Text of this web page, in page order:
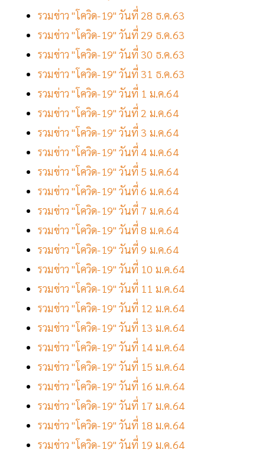
รวมข่าว "โควิด-19" วันที่ 28 ธ.ค.63
รวมข่าว "โควิด-19" วันที่ 29 ธ.ค.63
รวมข่าว "โควิด-19" วันที่ 30 ธ.ค.63
รวมข่าว "โควิด-19" วันที่ 31 ธ.ค.63
รวมข่าว "โควิด-19" วันที่ 1 ม.ค.64
รวมข่าว "โควิด-19" วันที่ 2 ม.ค.64
รวมข่าว "โควิด-19" วันที่ 3 ม.ค.64
รวมข่าว "โควิด-19" วันที่ 4 ม.ค.64
รวมข่าว "โควิด-19" วันที่ 5 ม.ค.64
รวมข่าว "โควิด-19" วันที่ 6 ม.ค.64
รวมข่าว "โควิด-19" วันที่ 7 ม.ค.64
รวมข่าว "โควิด-19" วันที่ 8 ม.ค.64
รวมข่าว "โควิด-19" วันที่ 9 ม.ค.64
รวมข่าว "โควิด-19" วันที่ 10 ม.ค.64
รวมข่าว "โควิด-19" วันที่ 11 ม.ค.64
รวมข่าว "โควิด-19" วันที่ 12 ม.ค.64
รวมข่าว "โควิด-19" วันที่ 13 ม.ค.64
รวมข่าว "โควิด-19" วันที่ 14 ม.ค.64
รวมข่าว "โควิด-19" วันที่ 15 ม.ค.64
รวมข่าว "โควิด-19" วันที่ 16 ม.ค.64
รวมข่าว "โควิด-19" วันที่ 17 ม.ค.64
รวมข่าว "โควิด-19" วันที่ 18 ม.ค.64
รวมข่าว "โควิด-19" วันที่ 19 ม.ค.64